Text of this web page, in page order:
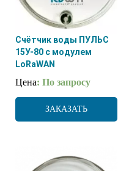
Счётчик воды ПУЛЬС
15У-80 с модулем
LoRaWAN
Цена: По запросу
ЗАКАЗАТЬ